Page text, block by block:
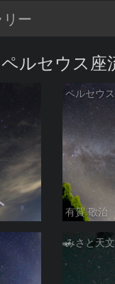
ー
ルセウス座
ペルセウ
有賀 敬治